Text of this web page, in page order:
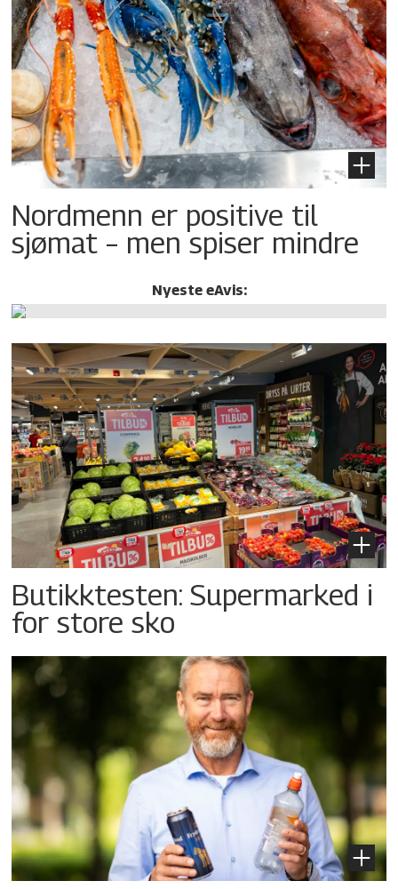
Nordmenn er positive til
sjømat – men spiser mindre
Nyeste eAvis:
Butikktesten: Supermarked i
for store sko